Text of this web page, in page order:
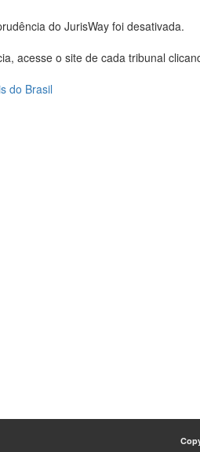
do JurisWay foi desativada.
acesse o site de cada tribunal
do Brasil